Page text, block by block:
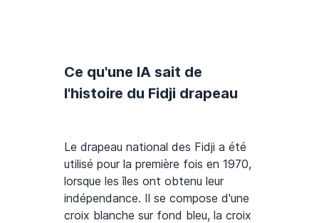
Ce qu'une IA sait de
l'histoire du Fidji drapeau
Le drapeau national des Fidji a été
utilisé pour la première fois en 1970,
lorsque les îles ont obtenu leur
indépendance. Il se compose d'une
croix blanche sur fond bleu, la croix